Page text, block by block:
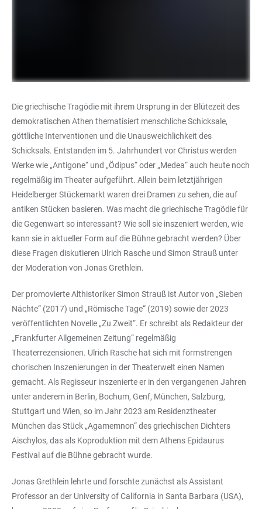
Die griechische Tragödie mit ihrem Ursprung in der Blütezeit des
demokratischen Athen thematisiert menschliche Schicksale,
göttliche Interventionen und die Unausweichlichkeit des
Schicksals. Entstanden im 5. Jahrhundert vor Christus werden
Werke wie „Antigone“ und „Ödipus“ oder „Medea“ auch heute noch
regelmäßig im Theater aufgeführt. Allein beim letztjährigen
Heidelberger Stückemarkt waren drei Dramen zu sehen, die auf
antiken Stücken basieren. Was macht die griechische Tragödie für
die Gegenwart so interessant? Wie soll sie inszeniert werden, wie
kann sie in aktueller Form auf die Bühne gebracht werden? Über
diese Fragen diskutieren Ulrich Rasche und Simon Strauß unter
der Moderation von Jonas Grethlein.
Der promovierte Althistoriker Simon Strauß ist Autor von „Sieben
Nächte“ (2017) und „Römische Tage“ (2019) sowie der 2023
veröffentlichten Novelle „Zu Zweit“. Er schreibt als Redakteur der
„Frankfurter Allgemeinen Zeitung“ regelmäßig
Theaterrezensionen. Ulrich Rasche hat sich mit formstrengen
chorischen Inszenierungen in der Theaterwelt einen Namen
gemacht. Als Regisseur inszenierte er in den vergangenen Jahren
unter anderem in Berlin, Bochum, Genf, München, Salzburg,
Stuttgart und Wien, so im Jahr 2023 am Residenztheater
München das Stück „Agamemnon“ des griechischen Dichters
Aischylos, das als Koproduktion mit dem Athens Epidaurus
Festival auf die Bühne gebracht wurde.
Jonas Grethlein lehrte und forschte zunächst als Assistant
Professor an der University of California in Santa Barbara (USA),